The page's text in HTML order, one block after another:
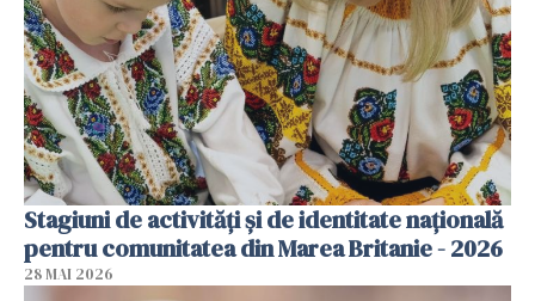
Stagiuni de activități și de identitate națională
pentru comunitatea din Marea Britanie - 2026
28 MAI 2026